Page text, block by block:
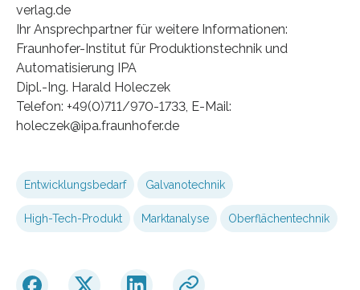
verlag.de
Ihr Ansprechpartner für weitere Informationen:
Fraunhofer-Institut für Produktionstechnik und
Automatisierung IPA
Dipl.-Ing. Harald Holeczek
Telefon: +49(0)711/970-1733, E-Mail:
holeczek@ipa.fraunhofer.de
Entwicklungsbedarf Galvanotechnik
High-Tech-Produkt Marktanalyse Oberflächentechnik